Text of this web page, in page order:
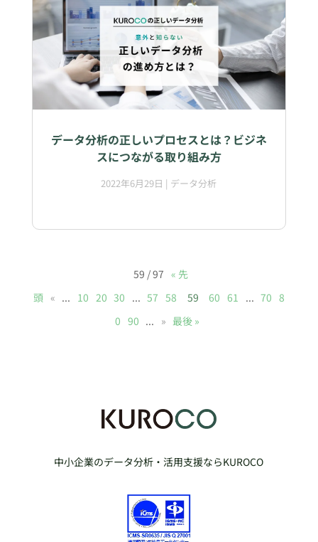
データ分析の正しいプロセスとは？ビジネ
スにつながる取り組み方
2022年6月29日 | データ分析
59 / 97 « 先
頭 « ... 10 20 30 ... 57 58 59 60 61 ... 70 8
0 90 ... » 最後 »
中小企業のデータ分析・活用支援ならKUROCO